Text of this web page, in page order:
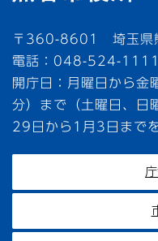
〒360-8601 埼玉県
電話：048-524-1111
開庁日：月曜日から
分）まで（土曜日、日
29日から1月3日までを